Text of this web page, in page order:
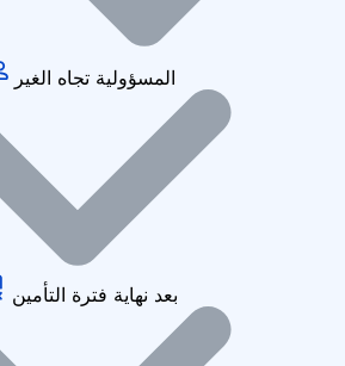
المسؤولية تجاه الغير
بعد نهاية فترة التأمين